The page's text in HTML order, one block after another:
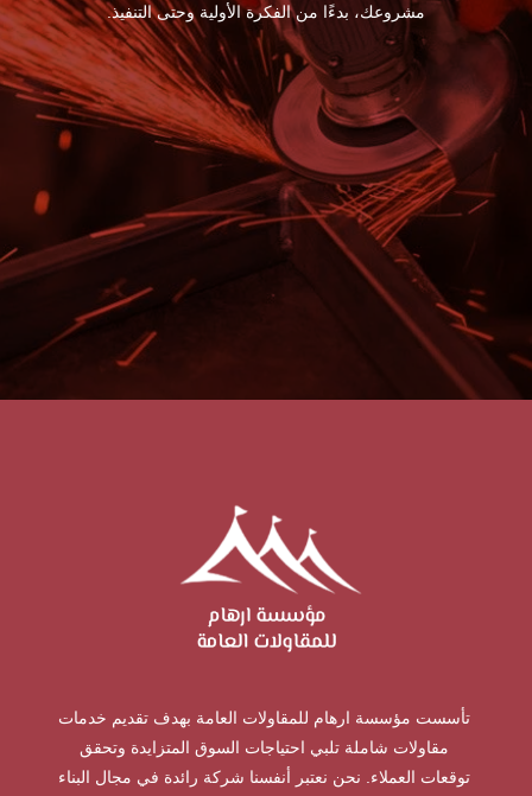
مشروعك، بدءًا من الفكرة الأولية وحتى التنفيذ.
تأسست مؤسسة ارهام للمقاولات العامة بهدف تقديم خدمات
مقاولات شاملة تلبي احتياجات السوق المتزايدة وتحقق
توقعات العملاء. نحن نعتبر أنفسنا شركة رائدة في مجال البناء